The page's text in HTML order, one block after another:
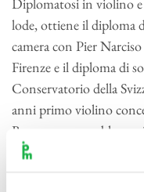
Diplomatosi in violino
lode, ottiene il diploma
camera con Pier
Firenze e il diploma di
Conservatorio della
anni primo violino
Ravenna, ensemble
effettuato tournée in